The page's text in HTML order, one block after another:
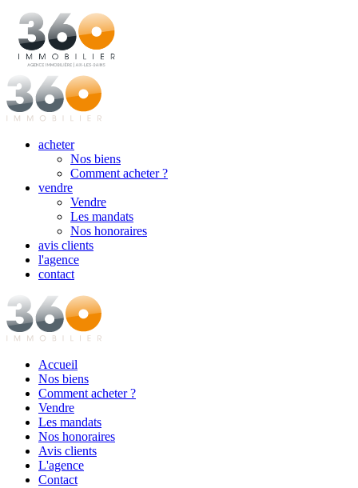
acheter
Nos biens
Comment acheter ?
vendre
Vendre
Les mandats
Nos honoraires
avis clients
l'agence
contact
Accueil
Nos biens
Comment acheter ?
Vendre
Les mandats
Nos honoraires
Avis clients
L'agence
Contact